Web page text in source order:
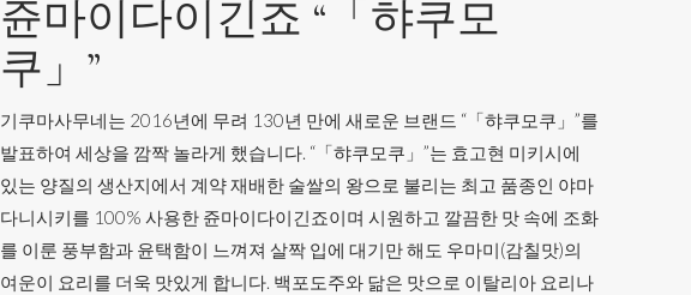
쥰마이다이긴죠 “「햐쿠모
쿠」”
기쿠마사무네는 2016년에 무려 130년 만에 새로운 브랜드 “「햐쿠모쿠」”를
발표하여 세상을 깜짝 놀라게 했습니다. “「햐쿠모쿠」”는 효고현 미키시에
있는 양질의 생산지에서 계약 재배한 술쌀의 왕으로 불리는 최고 품종인 야마
다니시키를 100% 사용한 쥰마이다이긴죠이며 시원하고 깔끔한 맛 속에 조화
를 이룬 풍부함과 윤택함이 느껴져 살짝 입에 대기만 해도 우마미(감칠맛)의
여운이 요리를 더욱 맛있게 합니다. 백포도주와 닮은 맛으로 이탈리아 요리나